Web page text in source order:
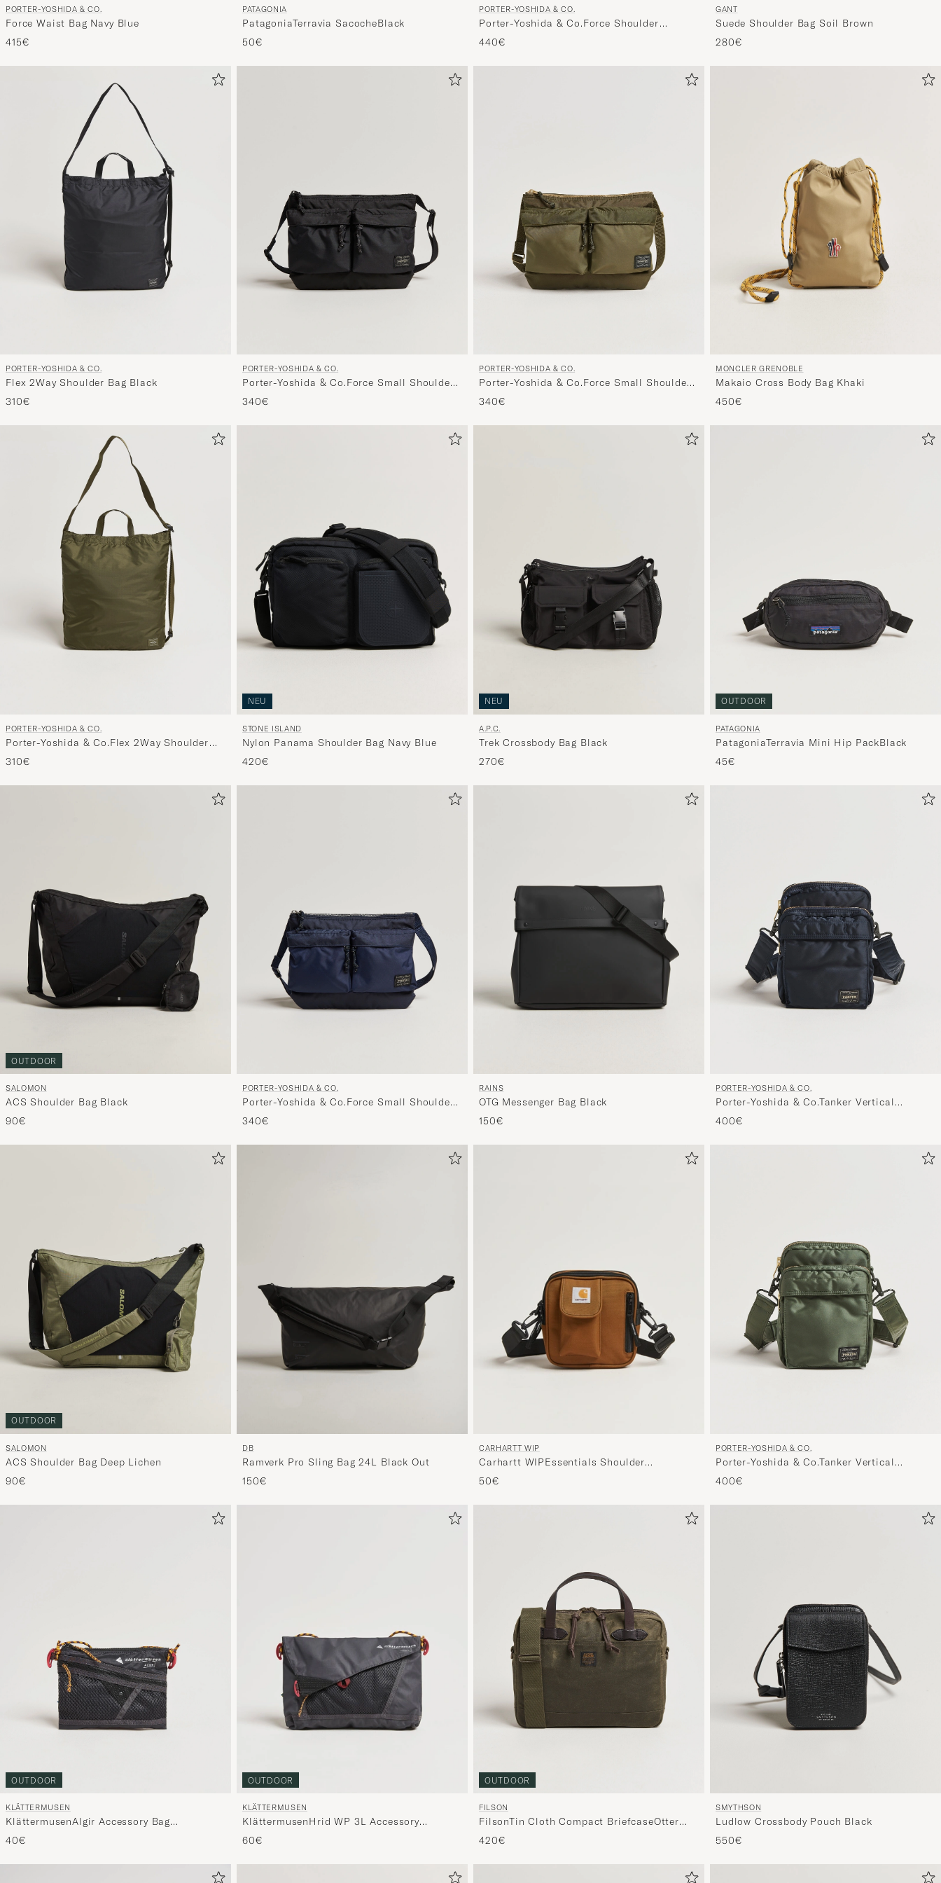
PORTER-YOSHIDA & CO.
Force Waist Bag Navy Blue
415€
PATAGONIA
PatagoniaTerravia SacocheBlack
50€
PORTER-YOSHIDA & CO.
Porter-Yoshida & Co.Force Shoulder
BagNavy
440€
GANT
Suede Shoulder Bag Soil Brown
280€
PORTER-YOSHIDA & CO.
Flex 2Way Shoulder Bag Black
310€
PORTER-YOSHIDA & CO.
Porter-Yoshida & Co.Force Small Shoulder
BagBlack
340€
PORTER-YOSHIDA & CO.
Porter-Yoshida & Co.Force Small Shoulder
BagOlive Drab
340€
MONCLER GRENOBLE
Makaio Cross Body Bag Khaki
450€
PORTER-YOSHIDA & CO.
Porter-Yoshida & Co.Flex 2Way Shoulder
BagOlive Drab
310€
NEU
STONE ISLAND
Nylon Panama Shoulder Bag Navy Blue
420€
NEU
A.P.C.
Trek Crossbody Bag Black
270€
OUTDOOR
PATAGONIA
PatagoniaTerravia Mini Hip PackBlack
45€
OUTDOOR
SALOMON
ACS Shoulder Bag Black
90€
PORTER-YOSHIDA & CO.
Porter-Yoshida & Co.Force Small Shoulder
BagNavy Blue
340€
RAINS
OTG Messenger Bag Black
150€
PORTER-YOSHIDA & CO.
Porter-Yoshida & Co.Tanker Vertical
BagNavy
400€
OUTDOOR
SALOMON
ACS Shoulder Bag Deep Lichen
90€
DB
Ramverk Pro Sling Bag 24L Black Out
150€
CARHARTT WIP
Carhartt WIPEssentials Shoulder
BagHamilton Brown
50€
PORTER-YOSHIDA & CO.
Porter-Yoshida & Co.Tanker Vertical
BagSage Green
400€
OUTDOOR
KLÄTTERMUSEN
KlättermusenAlgir Accessory Bag
SmallRaven
40€
OUTDOOR
KLÄTTERMUSEN
KlättermusenHrid WP 3L Accessory
BagRaven
60€
OUTDOOR
FILSON
FilsonTin Cloth Compact BriefcaseOtter
Green
420€
SMYTHSON
Ludlow Crossbody Pouch Black
550€